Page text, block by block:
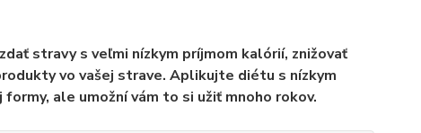
stravy s veľmi nízkym príjmom kalórií, znižovať
vo vašej strave. Aplikujte diétu s nízkym
ale umožní vám to si užiť mnoho rokov.